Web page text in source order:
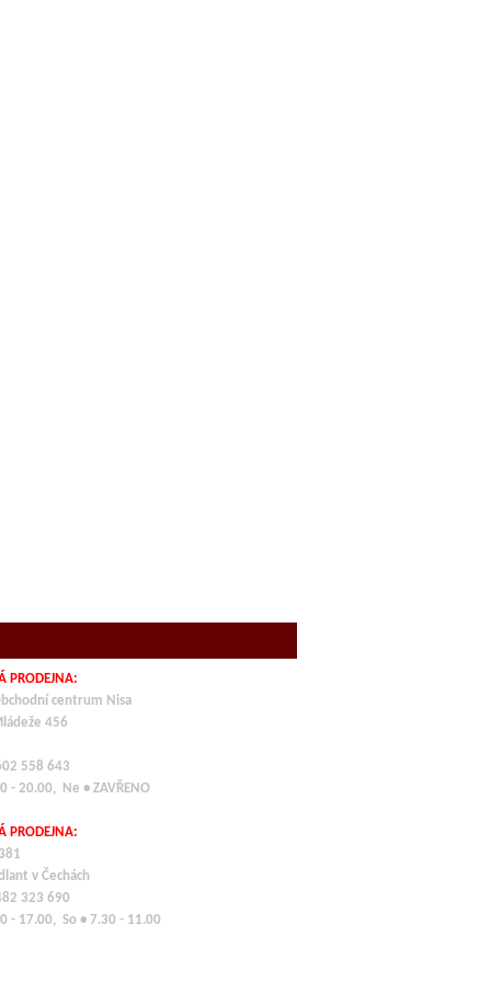
PRODEJNA:
centrum Nisa
456
558 643
- 20.00, Ne • ZAVŘENO
PRODEJNA:
v Čechách
323 690
- 17.00, So • 7.30 - 11.00